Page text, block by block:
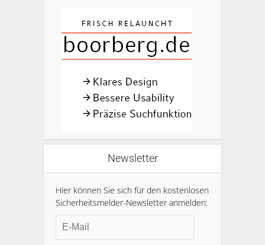
Newsletter
Hier können Sie sich für den kostenlosen
Sicherheitsmelder-Newsletter anmelden: